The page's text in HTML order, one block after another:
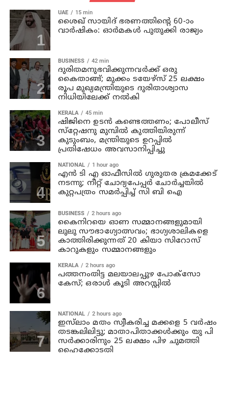
UAE 15 min
ശൈഖ് സായിദ് ഭരണത്തിന്റെ 60-ാം
വാർഷികം: ഓർമകൾ പുതുക്കി രാജ്യം
BUSINESS 42 min
ദുരിതമനുഭവിക്കുന്നവര്‍ക്ക് ഒരു
കൈതാങ്ങ്; മുക്കം ടയേഴ്‌സ് 25 ലക്ഷം
രൂപ മുഖ്യമന്ത്രിയുടെ ദുരിതാശ്വാസ
നിധിയിലേക്ക് നല്‍കി
KERALA 45 min
ഷിജിനെ ഉടന്‍ കണ്ടെത്തണം; പോലീസ്
സ്‌റ്റേഷനു മുമ്പില്‍ കുത്തിയിരുന്ന്
കുടുംബം, മന്ത്രിയുടെ ഉറപ്പില്‍
പ്രതിഷേധം അവസാനിപ്പിച്ചു
NATIONAL 1 hour ago
എന്‍ ടി എ ഓഫീസില്‍ ഗുരുതര ക്രമക്കേട്
നടന്നു; നീറ്റ് ചോദ്യപേപ്പര്‍ ചോര്‍ച്ചയില്‍
കുറ്റപത്രം സമര്‍പ്പിച്ച് സി ബി ഐ
BUSINESS 2 hours ago
കൈനിറയെ ഓണ സമ്മാനങ്ങളുമായി
ലുലു സൗഭാ​ഗ്യോത്സവം; ഭാ​ഗ്യശാലികളെ
കാത്തിരിക്കുന്നത് 20 കിയാ സിറോസ്
കാറുകളും സമ്മാനങ്ങളും
KERALA 2 hours ago
പത്തനംതിട്ട മലയാലപ്പുഴ പോക്സോ
കേസ്; ഒരാള്‍ കൂടി അറസ്റ്റില്‍
NATIONAL 2 hours ago
ഇസ്‍ലാം മതം സ്വീകരിച്ച മക്കളെ 5 വർഷം
തടങ്കലിലിട്ടു; മാതാപിതാക്കൾക്കും യു പി
സർക്കാരിനും 25 ലക്ഷം പിഴ ചുമത്തി
ഹൈക്കോടതി